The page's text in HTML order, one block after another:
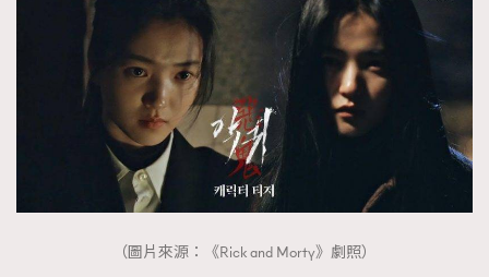
（圖片來源：《Rick and Morty》劇照）